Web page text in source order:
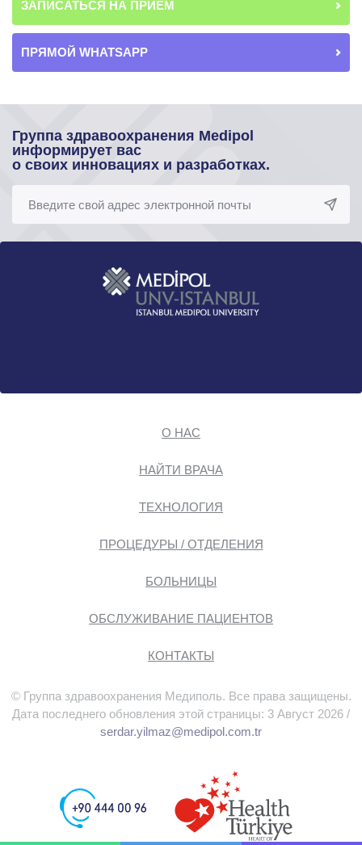
ЗАПИСАТЬСЯ НА ПРИЕМ
ПРЯМОЙ WHATSAPP
Группа здравоохранения Medipol
информирует вас
о своих инновациях и разработках.
О НАС
НАЙТИ ВРАЧА
ТЕХНОЛОГИЯ
ПРОЦЕДУРЫ / ОТДЕЛЕНИЯ
БОЛЬНИЦЫ
ОБСЛУЖИВАНИЕ ПАЦИЕНТОВ
КОНТАКТЫ
© Группа здравоохранения Медиполь. Все права защищены.
Дата последнего обновления этой страницы: 3 Август 2026 /
serdar.yilmaz@medipol.com.tr